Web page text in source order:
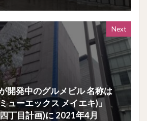
Next
開発中のグルメビル 名称は
ューエックス メイエキ)」
丁目計画)に 2021年4月